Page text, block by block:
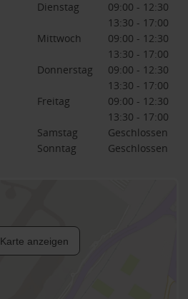
Dienstag
09:00 - 12:30
13:30 - 17:00
Mittwoch
09:00 - 12:30
13:30 - 17:00
Donnerstag
09:00 - 12:30
13:30 - 17:00
Freitag
09:00 - 12:30
13:30 - 17:00
Samstag
Geschlossen
Sonntag
Geschlossen
Karte anzeigen